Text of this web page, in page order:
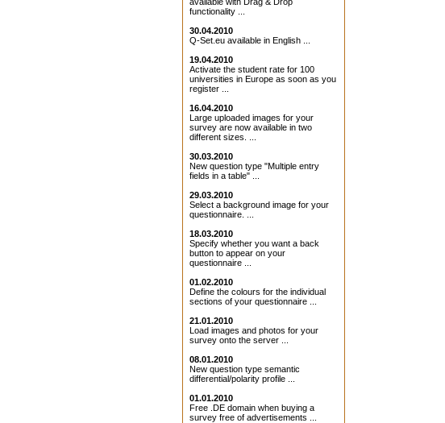
functionality ...
30.04.2010
Q-Set.eu available in English ...
19.04.2010
Activate the student rate for 100
universities in Europe as soon as you
register ...
16.04.2010
Large uploaded images for your
survey are now available in two
different sizes. ...
30.03.2010
New question type "Multiple entry
fields in a table" ...
29.03.2010
Select a background image for your
questionnaire. ...
18.03.2010
Specify whether you want a back
button to appear on your
questionnaire ...
01.02.2010
Define the colours for the individual
sections of your questionnaire ...
21.01.2010
Load images and photos for your
survey onto the server ...
08.01.2010
New question type semantic
differential/polarity profile ...
01.01.2010
Free .DE domain when buying a
survey free of advertisements ...